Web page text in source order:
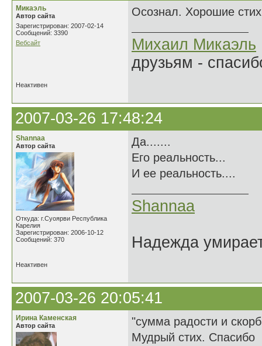
Микаэль
Автор сайта
Зарегистрирован: 2007-02-14
Сообщений: 3390
Вебсайт
Осознал. Хорошие
Михаил Микаэль
друзьям -
Неактивен
2007-03-26 17:48:24
Shannaa
Автор сайта
Откуда: г.Суоярви Республика
Карелия
Зарегистрирован: 2006-10-12
Сообщений: 370
Да.......
Его реальность...
И ее реальность....
Shannaa
Надежда
Неактивен
2007-03-26 20:05:41
Ирина Каменская
Автор сайта
"сумма радости и
Мудрый стих. Спасибо